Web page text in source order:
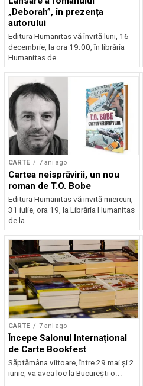
„Deborah”, în prezența
autorului
Editura Humanitas vă învită luni, 16
decembrie, la ora 19.00, în librăria
Humanitas de...
CARTE 7 ani ago
Cartea neisprăvirii, un nou
roman de T.O. Bobe
Editura Humanitas vă invită miercuri,
31 iulie, ora 19, la Librăria Humanitas
de la...
CARTE 7 ani ago
Începe Salonul Internațional
de Carte Bookfest
Săptămâna viitoare, între 29 mai și 2
iunie, va avea loc la București o...